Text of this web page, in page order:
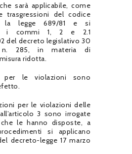
sarà applicabile, come
trasgressioni del codice
la legge 689/81 e si
i commi 1, 2 e 2.1
del decreto legislativo 30
n. 285, in materia di
ridotta.
per le violazioni sono
per le violazioni delle
3 sono irrogate
le hanno disposte, a
si applicano
decreto-legge 17 marzo